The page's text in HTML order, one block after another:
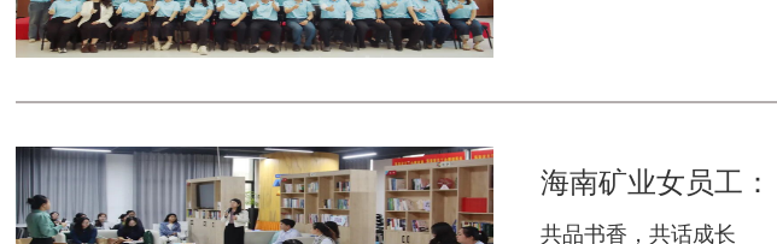
海南矿业女员工：
共品书香，共话成长